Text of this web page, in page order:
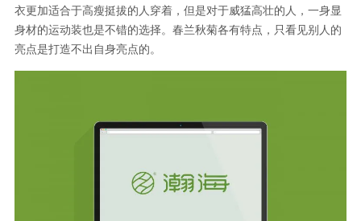
衣更加适合于高瘦挺拔的人穿着，但是对于威猛高壮的人，一身显
身材的运动装也是不错的选择。春兰秋菊各有特点，只看见别人的
亮点是打造不出自身亮点的。